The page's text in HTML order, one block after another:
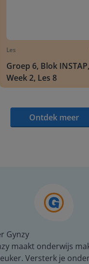
Les
Groep 6, Blok INSTAP,
Week 2, Les 8
Ontdek meer
Gynzy
maakt onderwijs
Versterk je